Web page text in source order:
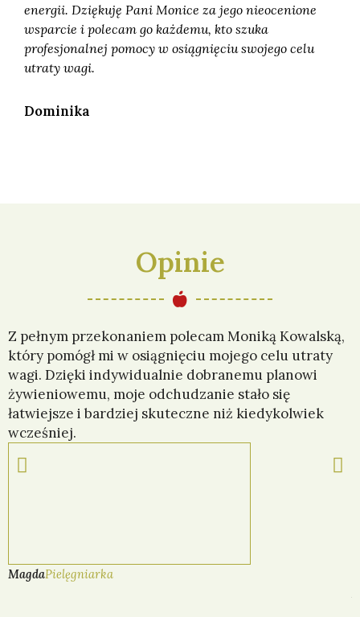
energii. Dziękuję Pani Monice za jego nieocenione
wsparcie i polecam go każdemu, kto szuka
profesjonalnej pomocy w osiągnięciu swojego celu
utraty wagi.
Dominika
Opinie
Z pełnym przekonaniem polecam Moniką Kowalską,
który pomógł mi w osiągnięciu mojego celu utraty
wagi. Dzięki indywidualnie dobranemu planowi
żywieniowemu, moje odchudzanie stało się
łatwiejsze i bardziej skuteczne niż kiedykolwiek
wcześniej.
MagdaPielęgniarka
P
e
d
N